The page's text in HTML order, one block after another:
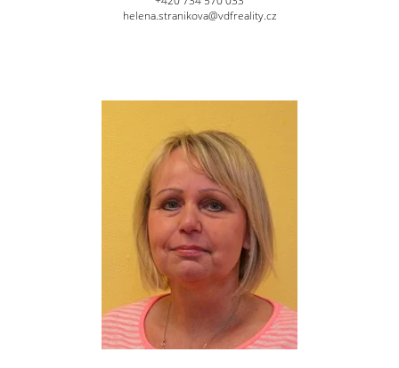
helena.stranikova@vdfreality.cz